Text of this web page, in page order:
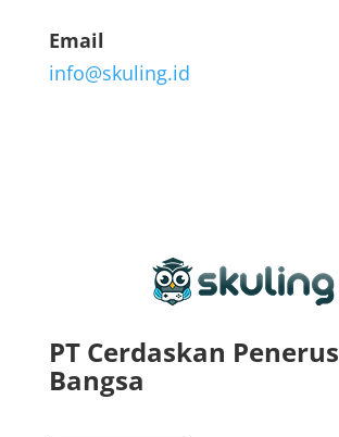
Email
info@skuling.id
PT Cerdaskan Penerus
Bangsa